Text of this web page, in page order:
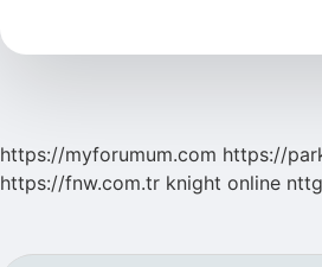
Gelir
https://myforumum.com https://
https://fnw.com.tr knight online